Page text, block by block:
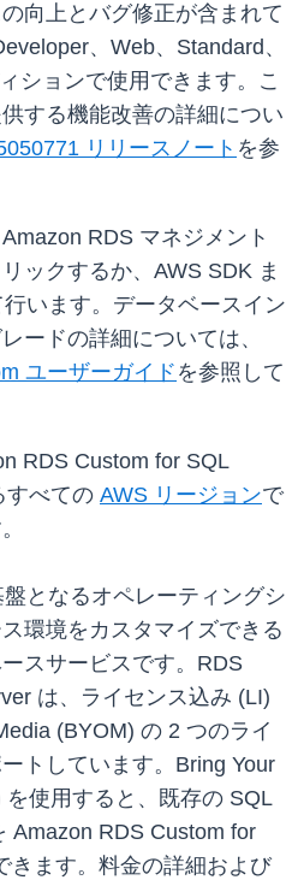
向上とバグ修正が含まれて
、Web、Standard、
ションで使用できます。こ
する機能改善の詳細につい
リリースノート を参
RDS マネジメント
ックするか、AWS SDK ま
います。データベースイン
ードの詳細については、
ユーザーガイド を参照して
RDS Custom for SQL
すべての AWS リージョンで
となるオペレーティングシ
環境をカスタマイズできる
スサービスです。RDS
は、ライセンス込み (LI)
(BYOM) の 2 つのライ
トしています。Bring Your
使用すると、既存の SQL
Amazon RDS Custom for
きます。料金の詳細および